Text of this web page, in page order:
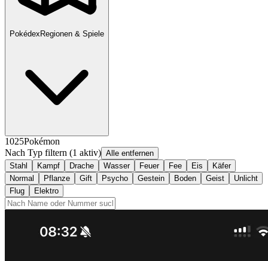
PokédexRegionen & Spiele
1025Pokémon
Nach Typ filtern (1 aktiv) Alle entfernen
Stahl
Kampf Drache Wasser Feuer Fee Eis
Käfer
Normal
Pflanze Gift Psycho Gestein Boden Geist
Unlicht
Flug
Elektro